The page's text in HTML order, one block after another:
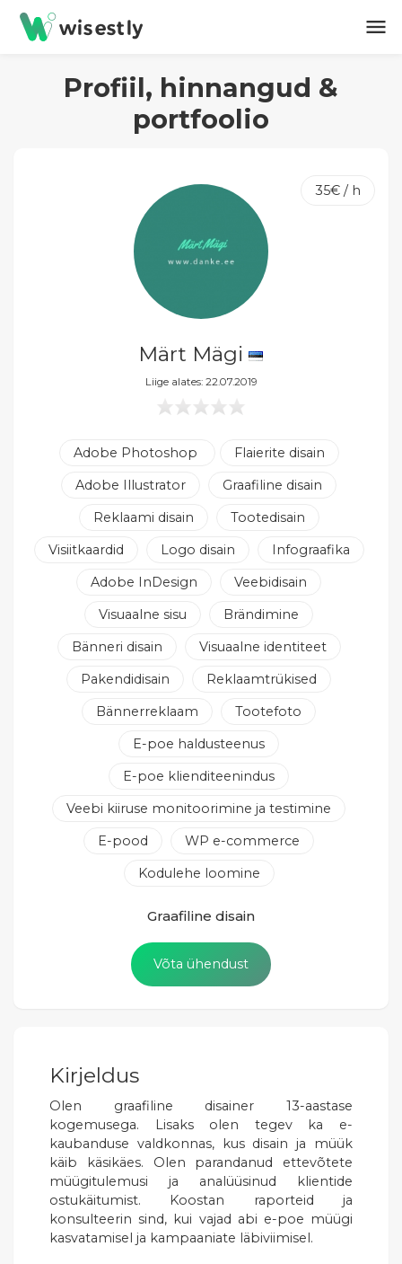
menu
Profiil, hinnangud &
portfoolio
35€ / h
Märt Mägi
Liige alates: 22.07.2019
Adobe Photoshop
Flaierite disain
Adobe Illustrator
Graafiline disain
Reklaami disain
Tootedisain
Visiitkaardid
Logo disain
Infograafika
Adobe InDesign
Veebidisain
Visuaalne sisu
Brändimine
Bänneri disain
Visuaalne identiteet
Pakendidisain
Reklaamtrükised
Bännerreklaam
Tootefoto
E-poe haldusteenus
E-poe klienditeenindus
Veebi kiiruse monitoorimine ja testimine
E-pood
WP e-commerce
Kodulehe loomine
Graafiline disain
Võta ühendust
Kirjeldus
Olen graafiline disainer 13-aastase
kogemusega. Lisaks olen tegev ka e-
kaubanduse valdkonnas, kus disain ja müük
käib käsikäes. Olen parandanud ettevõtete
müügitulemusi ja analüüsinud klientide
ostukäitumist. Koostan raporteid ja
konsulteerin sind, kui vajad abi e-poe müügi
kasvatamisel ja kampaaniate läbiviimisel.